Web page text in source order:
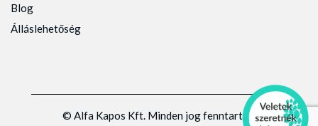
Blog
Álláslehetőség
© Alfa Kapos Kft. Minden jog fenntartva.